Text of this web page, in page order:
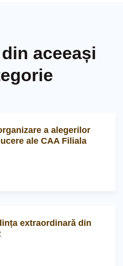
aceeași
a alegerilor
ale CAA Filiala
extraordinară din